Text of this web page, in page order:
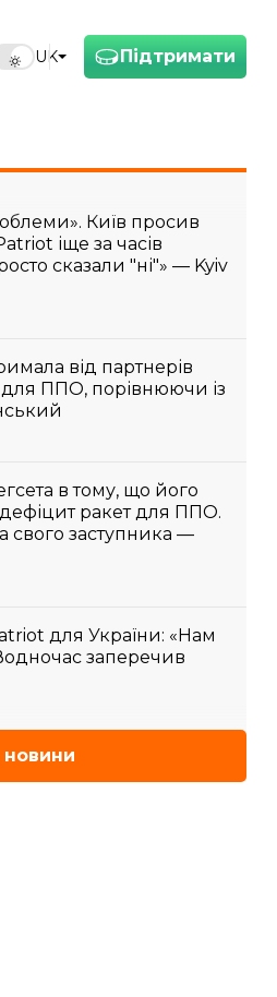
Підтримати
UK
Київ просив
іще за часів
сказали "ні"» — Kyiv
від партнерів
ППО, порівнюючи із
в тому, що його
ракет для ППО.
свого заступника —
для України: «Нам
заперечив
новини